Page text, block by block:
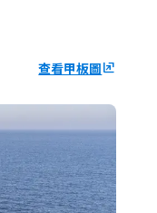
查看甲板圖ungroup